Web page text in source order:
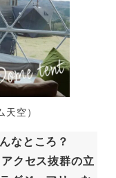
空）
なところ？
アクセス抜群の立